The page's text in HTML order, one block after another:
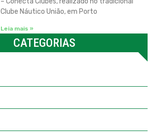
Clube Náutico União, em Porto
Leia mais »
CATEGORIAS